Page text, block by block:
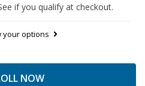
if you qualify at checkout.
your options
NOW